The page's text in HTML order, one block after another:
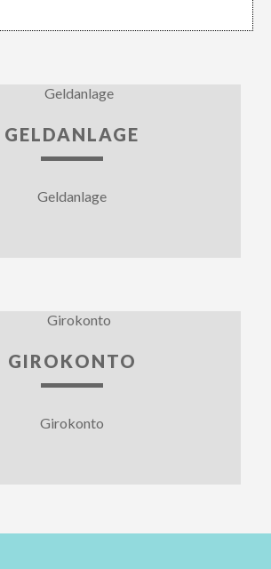
GELDANLAGE
Geldanlage
GIROKONTO
Girokonto